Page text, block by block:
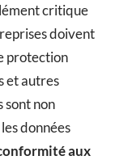
critique
doivent
protection
et autres
sont non
données
aux